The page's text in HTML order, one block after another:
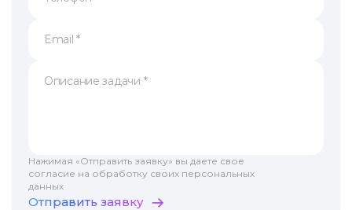
Нажимая «Отправить заявку» вы даете свое
согласие на обработку своих персональных
данных
Отправить заявку